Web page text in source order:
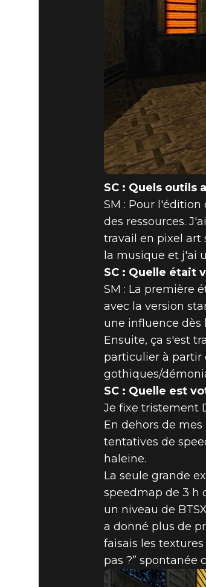
SC : Quels outils
SM : Pour
des ressources.
travail en pixel art
la musique et j'ai
SC : Quelle était
SM : La première
avec la version
une influence dès
Ensuite, ça s'est
particulier à partir
gothiques/
SC : Quelle est
Je fixe tristement
En dehors de
tentatives de
haleine.
La seule grande
speedmap de 3 h
un niveau de
a donné plus de
faisais les
pas ?”